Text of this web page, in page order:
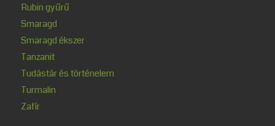
Rubin gyűrű
Smaragd
Smaragd ékszer
Tanzanit
Tudástár és történelem
Turmalin
Zafír